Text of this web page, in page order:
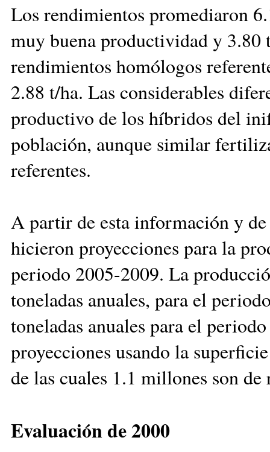
Los rendimientos promediaron
muy buena pro­duc­tividad y 3.80
ren­dimientos homólogos
2.88 t/ha. Las con­siderables
productivo de los híbridos del
población, aun­que similar
referentes.
A partir de esta información y
hicieron proyecciones para la
periodo 2005-2009. La
toneladas anuales, para el
toneladas anuales para el
proyecciones usando la
de las cuales 1.1 millones son
Evaluación de 2000